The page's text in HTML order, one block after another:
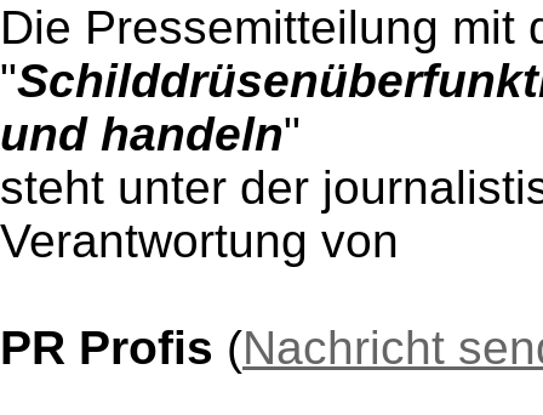
Die Pressemitteilung mit
"
und handeln"
steht unter der
Verantwortung von
PR Profis (Nachricht